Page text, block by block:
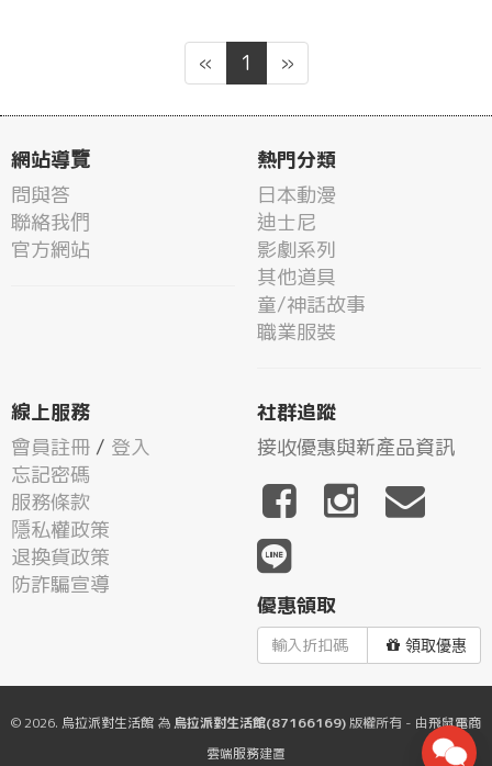
« 1 »
網站導覽
問與答
聯絡我們
官方網站
熱門分類
日本動漫
迪士尼
影劇系列
其他道具
童/神話故事
職業服裝
線上服務
會員註冊 / 登入
忘記密碼
服務條款
隱私權政策
退換貨政策
防詐騙宣導
社群追蹤
接收優惠與新產品資訊
優惠領取
領取優惠
© 2026. 烏拉派對生活館 為 烏拉派對生活館(87166169)版權所有 - 由飛鼠電商
雲端服務建置